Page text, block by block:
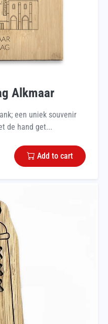
Alkmaar
een uniek souvenir
de hand get...
Add to cart